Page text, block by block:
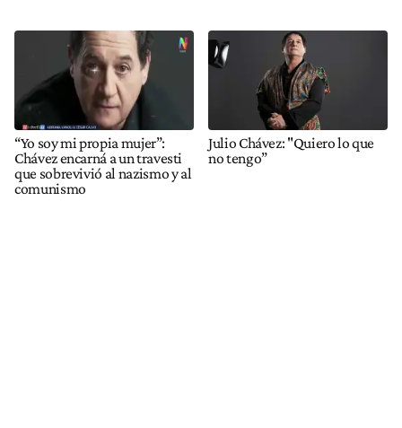
“Yo soy mi propia mujer”:
Chávez encarná a un travesti
que sobrevivió al nazismo y al
comunismo
Julio Chávez: "Quiero lo que
no tengo”